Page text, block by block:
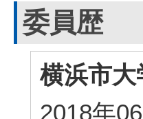
委員歴
横浜市
2018年